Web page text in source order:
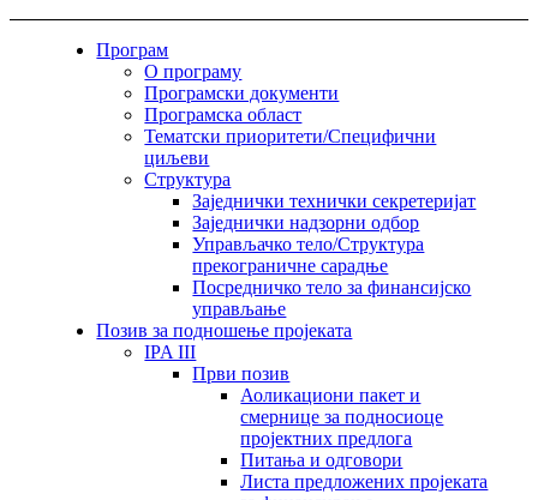
Програм
О програму
Програмски документи
Програмска област
Тематски приоритети/Специфични
циљеви
Структура
Заједнички технички секретеријат
Заједнички надзорни одбор
Управљачко тело/Структура
прекограничне сарадње
Посредничко тело за финансијско
управљање
Позив за подношење пројеката
IPA III
Први позив
Аоликациони пакет и
смернице за подносиоце
пројектних предлога
Питања и одговори
Листа предложених пројеката